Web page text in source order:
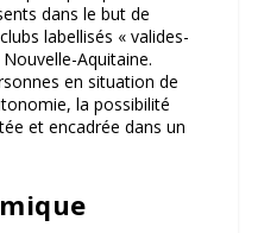
dans le but de
labellisés « valides-
Aquitaine.
en situation de
la possibilité
et encadrée dans un